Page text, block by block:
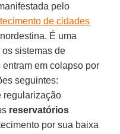
pelo
de cidades
nordestina. É uma
sistemas de
em colapso por
seguintes:
regularização
reservatórios
por sua baixa